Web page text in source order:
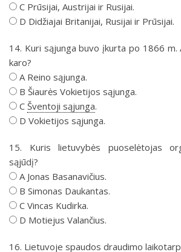
C Prūsijai, Austrijai ir Rusijai.
D Didžiajai Britanijai, Rusijai ir Prūsijai.
14. Kuri sąjunga buvo įkurta po 1866
karo?
A Reino sąjunga.
B Šiaurės Vokietijos sąjunga.
C Šventoji sąjunga.
D Vokietijos sąjunga.
15. Kuris lietuvybės puoselėtojas
sąjūdį?
A Jonas Basanavičius.
B Simonas Daukantas.
C Vincas Kudirka.
D Motiejus Valančius.
16. Lietuvoje spaudos draudimo